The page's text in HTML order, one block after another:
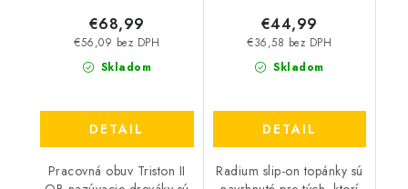
Skladom
€56,09 bez DPH
€68,99
DETAIL
Pracovná obuv Triston II
Skladom
€36,58 bez DPH
€44,99
DETAIL
Radium slip-on topánky sú